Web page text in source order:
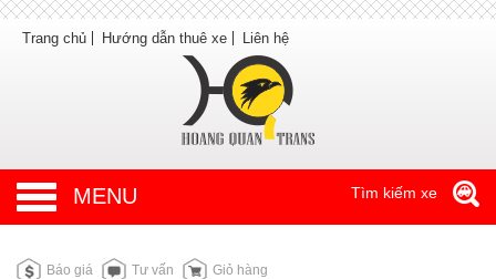
Trang chủ Hướng dẫn thuê xe Liên hệ
MENU Tìm kiếm xe
Báo giá Tư vấn Giỏ hàng